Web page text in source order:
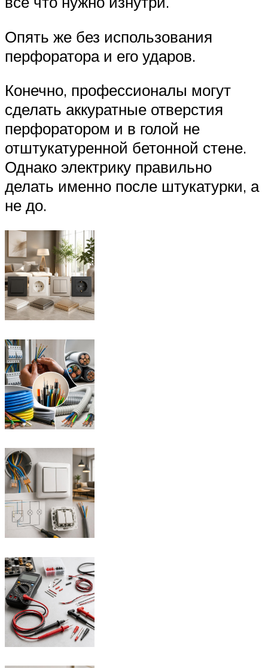
Опять же без использования
перфоратора и его ударов.
Конечно, профессионалы могут
сделать аккуратные отверстия
перфоратором и в голой не
отштукатуренной бетонной стене.
Однако электрику правильно
делать именно после штукатурки, а
не до.